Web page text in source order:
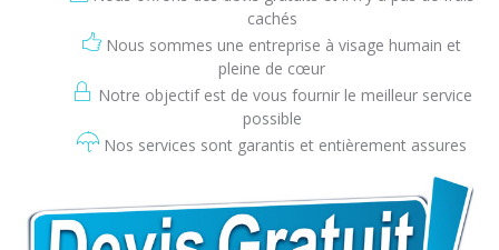
cachés
Nous sommes une entreprise à visage humain et
pleine de cœur
Notre objectif est de vous fournir le meilleur service
possible
Nos services sont garantis et entièrement assures